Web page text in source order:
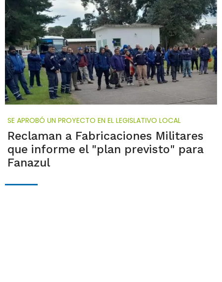
SE APROBÓ UN PROYECTO EN EL LEGISLATIVO LOCAL
Reclaman a Fabricaciones Militares
que informe el "plan previsto" para
Fanazul